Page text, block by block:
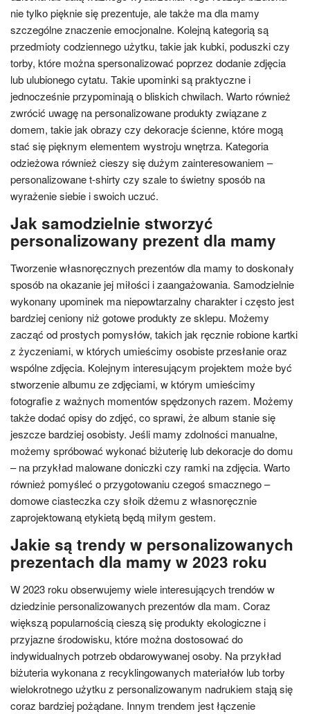
nie tylko pięknie się prezentuje, ale także ma dla mamy
szczególne znaczenie emocjonalne. Kolejną kategorią są
przedmioty codziennego użytku, takie jak kubki, poduszki czy
torby, które można spersonalizować poprzez dodanie zdjęcia
lub ulubionego cytatu. Takie upominki są praktyczne i
jednocześnie przypominają o bliskich chwilach. Warto również
zwrócić uwagę na personalizowane produkty związane z
domem, takie jak obrazy czy dekoracje ścienne, które mogą
stać się pięknym elementem wystroju wnętrza. Kategoria
odzieżowa również cieszy się dużym zainteresowaniem –
personalizowane t-shirty czy szale to świetny sposób na
wyrażenie siebie i swoich uczuć.
Jak samodzielnie stworzyć
personalizowany prezent dla mamy
Tworzenie własnoręcznych prezentów dla mamy to doskonały
sposób na okazanie jej miłości i zaangażowania. Samodzielnie
wykonany upominek ma niepowtarzalny charakter i często jest
bardziej ceniony niż gotowe produkty ze sklepu. Możemy
zacząć od prostych pomysłów, takich jak ręcznie robione kartki
z życzeniami, w których umieścimy osobiste przesłanie oraz
wspólne zdjęcia. Kolejnym interesującym projektem może być
stworzenie albumu ze zdjęciami, w którym umieścimy
fotografie z ważnych momentów spędzonych razem. Możemy
także dodać opisy do zdjęć, co sprawi, że album stanie się
jeszcze bardziej osobisty. Jeśli mamy zdolności manualne,
możemy spróbować wykonać biżuterię lub dekoracje do domu
– na przykład malowane doniczki czy ramki na zdjęcia. Warto
również pomyśleć o przygotowaniu czegoś smacznego –
domowe ciasteczka czy słoik dżemu z własnoręcznie
zaprojektowaną etykietą będą miłym gestem.
Jakie są trendy w personalizowanych
prezentach dla mamy w 2023 roku
W 2023 roku obserwujemy wiele interesujących trendów w
dziedzinie personalizowanych prezentów dla mam. Coraz
większą popularnością cieszą się produkty ekologiczne i
przyjazne środowisku, które można dostosować do
indywidualnych potrzeb obdarowywanej osoby. Na przykład
biżuteria wykonana z recyklingowanych materiałów lub torby
wielokrotnego użytku z personalizowanym nadrukiem stają się
coraz bardziej pożądane. Innym trendem jest łączenie